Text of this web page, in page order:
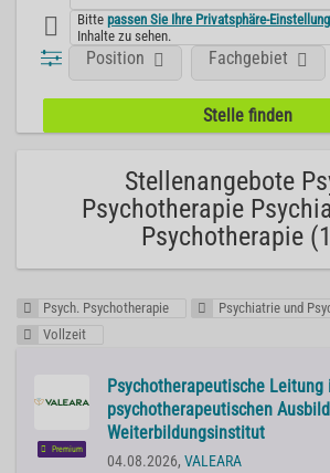
Bittepassen Sie Ihre Privatsphäre-
Inhalte zu sehen.
Position Fachgebiet
Stellenangebote
Psychotherapie
Psychotherapie
Psych. Psychotherapie
Psychiatrie und
Vollzeit
Premium
Psychotherapeutische Leitung
psychotherapeutischen
Weiterbildungsinstitut
04.08.2026, VALEARA